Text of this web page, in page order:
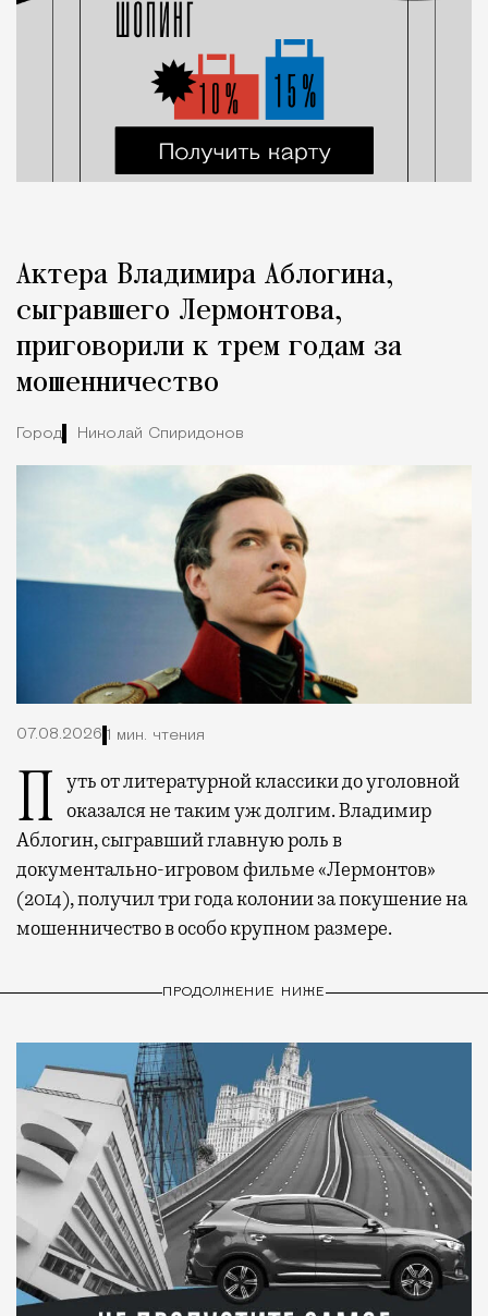
Актера Владимира Аблогина,
сыгравшего Лермонтова,
приговорили к трем годам за
мошенничество
Город Николай Спиридонов
07.08.2026 1 мин. чтения
Путь от литературной классики до уголовной оказался не таким уж долгим. Владимир
Аблогин, сыгравший главную роль в
документально-игровом фильме «Лермонтов»
(2014), получил три года колонии за покушение на
мошенничество в особо крупном размере.
ПРОДОЛЖЕНИЕ НИЖЕ